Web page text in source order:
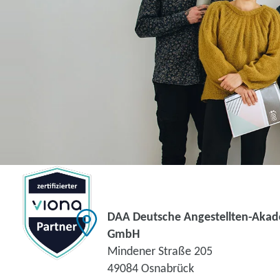
DAA Deutsche Angestellten-
GmbH
Mindener Straße 205
49084 Osnabrück